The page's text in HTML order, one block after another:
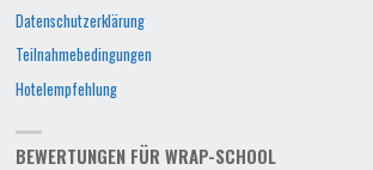
Datenschutzerklärung
Teilnahmebedingungen
Hotelempfehlung
BEWERTUNGEN FÜR WRAP-SCHOOL